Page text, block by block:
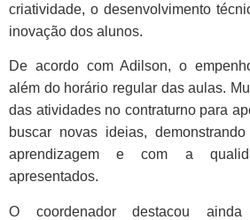
criatividade, o desenvolvimento
inovação dos alunos.
De acordo com Adilson, o
além do horário regular das aulas.
das atividades no contraturno para
buscar novas ideias,
aprendizagem e com a
apresentados.
O coordenador destacou